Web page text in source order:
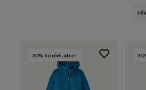
30% de réduction 40